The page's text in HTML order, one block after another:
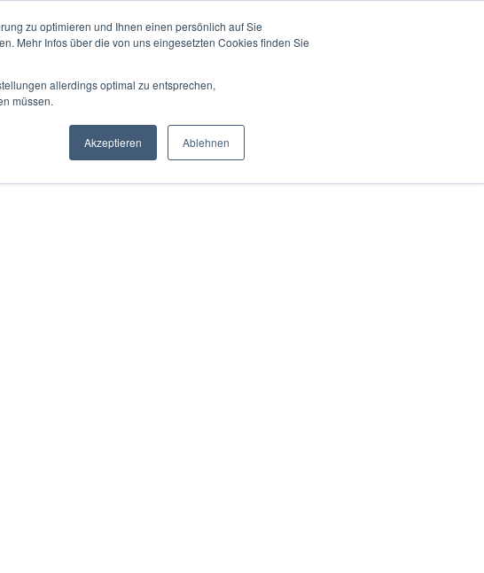
zu optimieren und Ihnen einen persönlich auf Sie
Mehr Infos über die von uns eingesetzten Cookies finden Sie
allerdings optimal zu entsprechen,
müssen.
Akzeptieren Ablehnen